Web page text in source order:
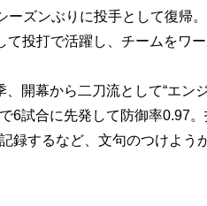
ズンぶりに投手として復帰
て投打で活躍し、チームをワ
開幕から二刀流として“エン
6試合に先発して防御率0.97
録するなど、文句のつけよう